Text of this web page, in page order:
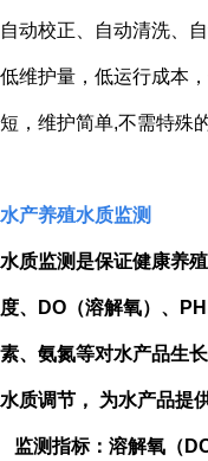
自动校正、自动清洗、
低维护量，低运行成本
短，维护简单,不需特殊
水产养殖水质监测
水质监测是保证健康养
度、 DO （溶解氧）、 PH
素、氨氮等对水产品生
水质调节， 为水产品提
监测指标：溶解氧（